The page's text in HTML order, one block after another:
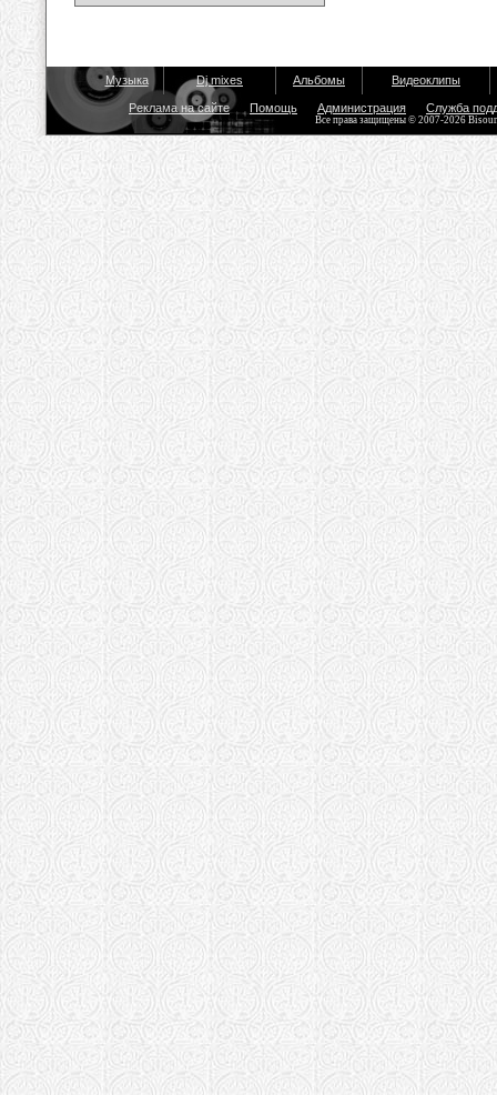
Музыка Dj mixes Альбомы Видеоклипы
Реклама на сайте Помощь Администрация Служба
Все права защищены © 2007-2026